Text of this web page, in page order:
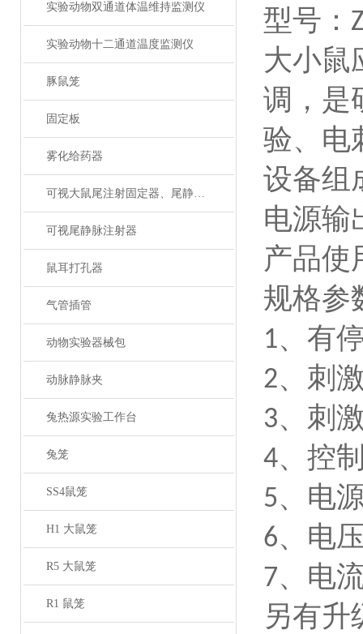
实验动物双通道体温维持监测仪
实验动物十二通道温度监测仪
豚鼠笼
固定板
雾化给药器
可视大鼠尾注射固定器、尾静脉注射
可视尾静脉注射器
鼠耳打孔器
气管插管
动物实验器械包
动脉静脉夹
兔热源实验工作台
兔笼
SS4鼠笼
H1 大鼠笼
R5 大鼠笼
R1 鼠笼
型号：
大小鼠
调，是
验、电
设备组
电源输
产品使
规格参
1、 有
2、 刺
3、 刺
4、 控
5、 电
6、电
7、电
另有升